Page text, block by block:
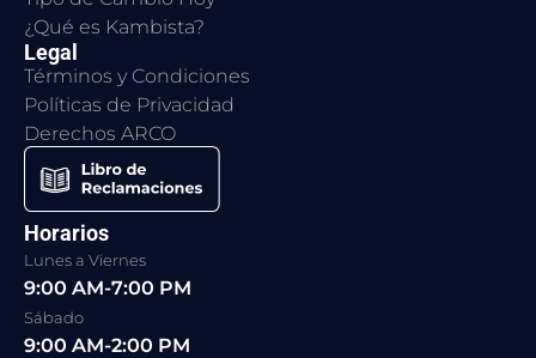
¿Qué es Kambista?
Legal
Términos y Condiciones
Políticas de Privacidad
Derechos ARCO
Horarios
Lunes a Viernes
9:00 AM-7:00 PM
Sábado
9:00 AM-2:00 PM